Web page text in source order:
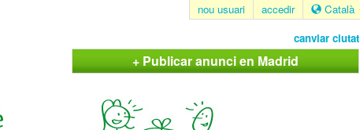
nou usuari accedir Català
canviar ciutat
+ Publicar anunci en Madrid